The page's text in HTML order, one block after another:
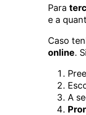
Para
e a
Caso
online.
A